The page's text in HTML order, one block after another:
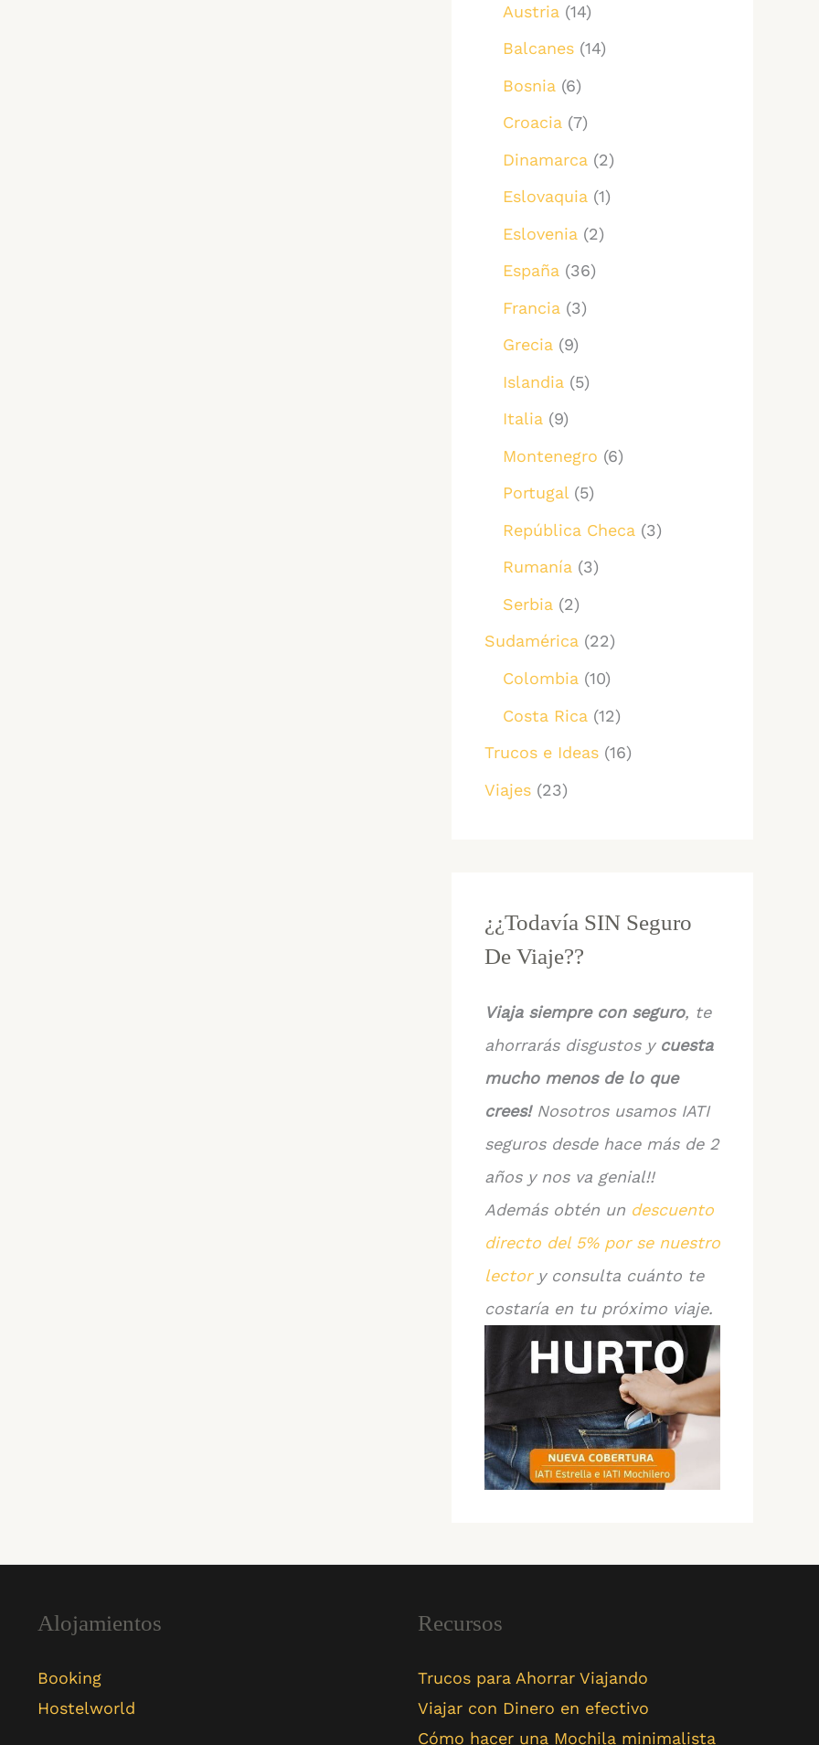
Austria (14)
Balcanes (14)
Bosnia (6)
Croacia (7)
Dinamarca (2)
Eslovaquia (1)
Eslovenia (2)
España (36)
Francia (3)
Grecia (9)
Islandia (5)
Italia (9)
Montenegro (6)
Portugal (5)
República Checa (3)
Rumanía (3)
Serbia (2)
Sudamérica (22)
Colombia (10)
Costa Rica (12)
Trucos e Ideas (16)
Viajes (23)
¿¿Todavía SIN Seguro
De Viaje??
Viaja siempre con seguro, te
ahorrarás disgustos y cuesta
mucho menos de lo que
crees!Nosotros usamos IATI
seguros desde hace más de 2
años y nos va genial!!
Además obtén un descuento
directo del 5% por se nuestro
lectory consulta cuánto te
costaría en tu próximo viaje.
Alojamientos
Booking
Hostelworld
Recursos
Trucos para Ahorrar Viajando
Viajar con Dinero en efectivo
Cómo hacer una Mochila minimalista